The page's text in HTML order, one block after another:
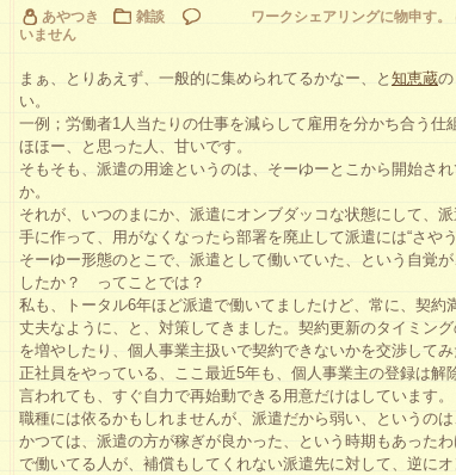
あやつき 雑談 ワークシェアリングに物申す。
いません
まぁ、とりあえず、一般的に集められてるかなー、と 知恵蔵
い。
一例；労働者1人当たりの仕事を減らして雇用を分かち合う仕
ほほー、と思った人、甘いです。
そもそも、派遣の用途というのは、そーゆーとこから開始さ
か。
それが、いつのまにか、派遣にオンブダッコな状態にして、
手に作って、用がなくなったら部署を廃止して派遣には“さやう
そーゆー形態のとこで、派遣として働いていた、という自覚
したか？ ってことでは？
私も、トータル6年ほど派遣で働いてましたけど、常に、契約
丈夫なように、と、対策してきました。契約更新のタイミン
を増やしたり、個人事業主扱いで契約できないかを交渉してみ
正社員をやっている、ここ最近5年も、個人事業主の登録は解
言われても、すぐ自力で再始動できる用意だけはしています。
職種には依るかもしれませんが、派遣だから弱い、というのは
かつては、派遣の方が稼ぎが良かった、という時期もあった
で働いてる人が、補償もしてくれない派遣先に対して、逆に